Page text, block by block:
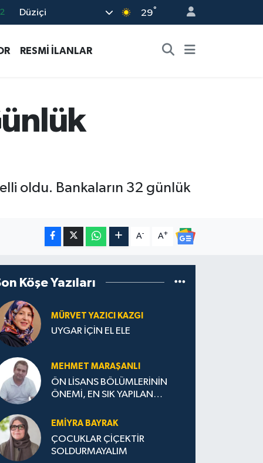
Düziçi 29°
RESMİ İLANLAR
oldu. Bankaların 32 günlük
A- A+
Köşe Yazıları
MÜRVET YAZICI KAZGI
UYGAR İÇİN EL ELE
MEHMET MARAŞANLI
ÖN LİSANS BÖLÜMLERİNİN
ÖNEMİ, EN SIK YAPILAN
STRATEJİLERİ
EMIYRA BAYRAK
ÇOCUKLAR ÇİÇEKTİR
SOLDURMAYALIM